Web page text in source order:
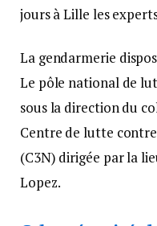
jours à Lille les
La gendarmerie
Le pôle national de
sous la direction du
Centre de lutte
(C3N) dirigée par la
Lopez.